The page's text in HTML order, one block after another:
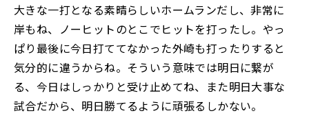
大きな一打となる素晴らしいホームランだし、非常に
岸もね、ノーヒットのとこでヒットを打ったし。やっ
ぱり最後に今日打ててなかった外崎も打ったりすると
気分的に違うからね。そういう意味では明日に繋が
る、今日はしっかりと受け止めてね、また明日大事な
試合だから、明日勝てるように頑張るしかない。